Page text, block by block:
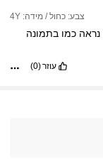
צבע: כחול / מידה: 4Y
נראה כמו בתמונה
עוזר(0)